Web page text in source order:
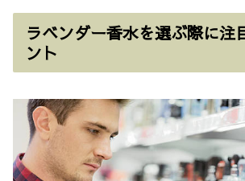
ラベンダー香水を選ぶ際に注
ント